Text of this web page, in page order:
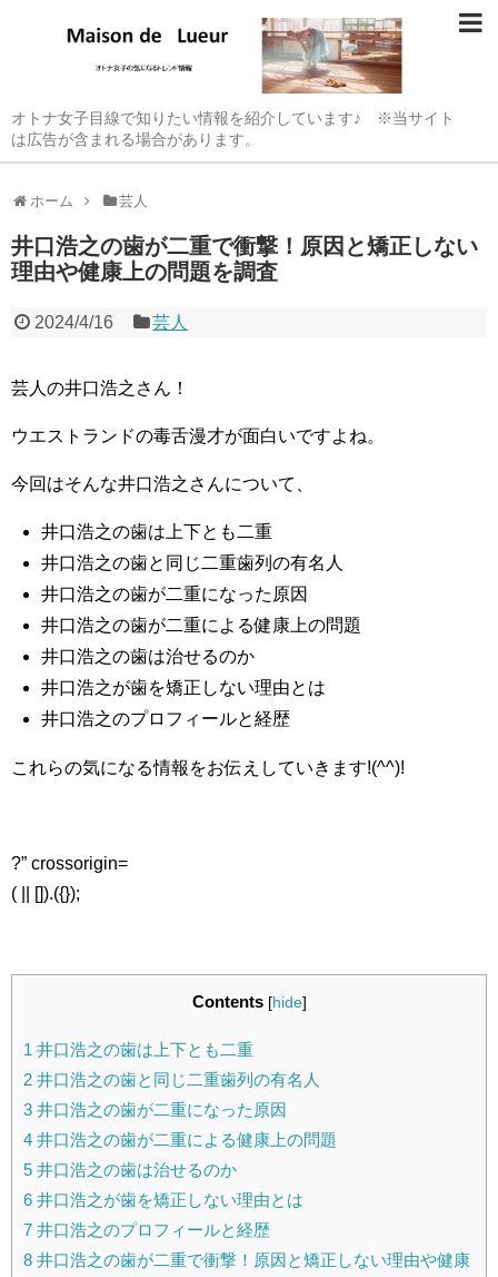
オトナ女子目線で知りたい情報を紹介しています♪ ※当サイト
は広告が含まれる場合があります。
ホーム 芸人
井口浩之の歯が二重で衝撃！原因と矯正しない
理由や健康上の問題を調査
2024/4/16 芸人
芸人の井口浩之さん！
ウエストランドの毒舌漫才が面白いですよね。
今回はそんな井口浩之さんについて、
井口浩之の歯は上下とも二重
井口浩之の歯と同じ二重歯列の有名人
井口浩之の歯が二重になった原因
井口浩之の歯が二重による健康上の問題
井口浩之の歯は治せるのか
井口浩之が歯を矯正しない理由とは
井口浩之のプロフィールと経歴
これらの気になる情報をお伝えしていきます!(^^)!
?” crossorigin=
( || []).({});
Contents [hide]
1 井口浩之の歯は上下とも二重
2 井口浩之の歯と同じ二重歯列の有名人
3 井口浩之の歯が二重になった原因
4 井口浩之の歯が二重による健康上の問題
5 井口浩之の歯は治せるのか
6 井口浩之が歯を矯正しない理由とは
7 井口浩之のプロフィールと経歴
8 井口浩之の歯が二重で衝撃！原因と矯正しない理由や健康